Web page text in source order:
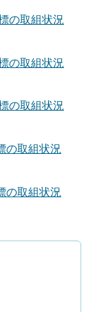
の取組状況
の取組状況
の取組状況
の取組状況
の取組状況